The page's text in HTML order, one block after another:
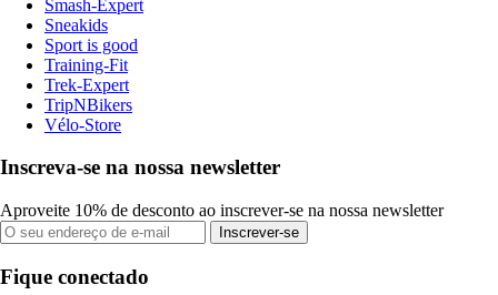
Smash-Expert
Sneakids
Sport is good
Training-Fit
Trek-Expert
TripNBikers
Vélo-Store
Inscreva-se na nossa newsletter
Aproveite 10% de desconto ao inscrever-se na nossa newsletter
Inscrever-se
Fique conectado